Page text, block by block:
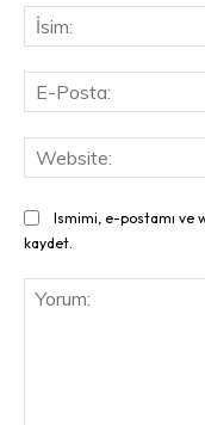
Ismimi, e-postamı ve
kaydet.